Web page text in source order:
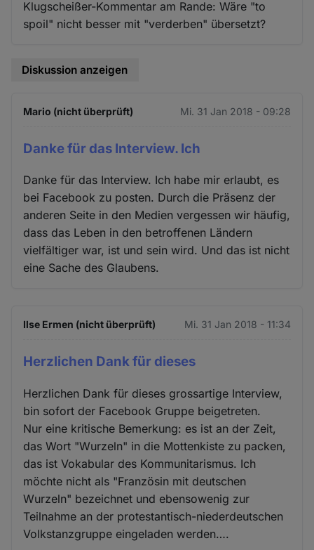
Klugscheißer-Kommentar am Rande: Wäre "to
spoil" nicht besser mit "verderben" übersetzt?
Diskussion anzeigen
Mario (nicht überprüft) Mi. 31 Jan 2018 - 09:28
Danke für das Interview. Ich
Danke für das Interview. Ich habe mir erlaubt, es
bei Facebook zu posten. Durch die Präsenz der
anderen Seite in den Medien vergessen wir häufig,
dass das Leben in den betroffenen Ländern
vielfältiger war, ist und sein wird. Und das ist nicht
eine Sache des Glaubens.
Ilse Ermen (nicht überprüft) Mi. 31 Jan 2018 - 11:34
Herzlichen Dank für dieses
Herzlichen Dank für dieses grossartige Interview,
bin sofort der Facebook Gruppe beigetreten.
Nur eine kritische Bemerkung: es ist an der Zeit,
das Wort "Wurzeln" in die Mottenkiste zu packen,
das ist Vokabular des Kommunitarismus. Ich
möchte nicht als "Französin mit deutschen
Wurzeln" bezeichnet und ebensowenig zur
Teilnahme an der protestantisch-niederdeutschen
Volkstanzgruppe eingeladen werden….